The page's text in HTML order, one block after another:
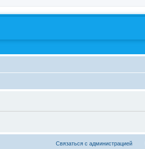
Связаться с администрацией